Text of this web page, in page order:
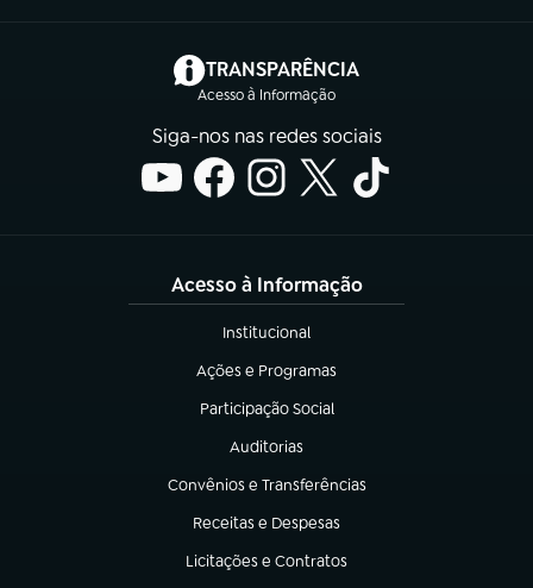
TRANSPARÊNCIA
Acesso à Informação
(abre em nova aba)
Siga-nos nas redes sociais
Acesso à Informação
Institucional
(abre em nova aba)
Ações e Programas
(abre em nova aba)
Participação Social
(abre em nova aba)
Auditorias
(abre em nova aba)
Convênios e Transferências
(abre em nova aba)
Receitas e Despesas
(abre em nova aba)
Licitações e Contratos
(abre em nova aba)